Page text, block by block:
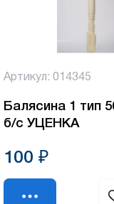
Артикул: 014345
Балясина 1 тип
б/с УЦЕНКА
100 ₽